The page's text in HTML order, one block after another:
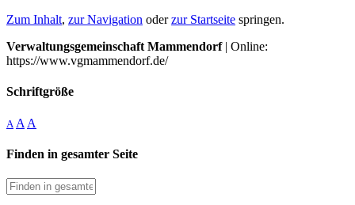
Zum Inhalt, zur Navigation oderzur Startseite springen.
Verwaltungsgemeinschaft Mammendorf| Online:
https://www.vgmammendorf.de/
Schriftgröße
A A A
Finden in gesamter Seite